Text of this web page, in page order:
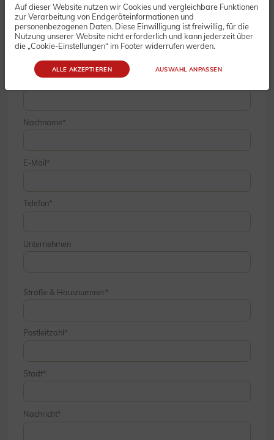
Bestellung
Nachname
E-Mail
Telefon
Unternehmen
Straße & Hausnummer
Postleitzahl
Stadt
Nachricht
Auf dieser Website nutzen wir Cookies und vergleichbare Funktionen
zur Verarbeitung von Endgeräteinformationen und
personenbezogenen Daten. Diese Einwilligung ist freiwillig, für die
Nutzung unserer Website nicht erforderlich und kann jederzeit über
die „Cookie-Einstellungen“ im Footer widerrufen werden.
ALLE AKZEPTIEREN AUSWAHL ANPASSEN